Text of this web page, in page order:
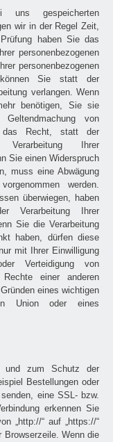
gespeicherten
wir in der Regel Zeit,
haben Sie das
personenbezogenen
personenbezogenen
können Sie statt der
verlangen. Wenn
benötigen, Sie sie
von
das Recht, statt der
Ihrer
Sie einen Widerspruch
muss eine Abwägung
werden.
überwiegen, haben
Verarbeitung Ihrer
Sie die Verarbeitung
haben, dürfen diese
mit Ihrer Einwilligung
Verteidigung von
einer anderen
eines wichtigen
Union oder eines
und zum Schutz der
Bestellungen oder
eine SSL- bzw.
erkennen Sie
„http://“ auf „https://“
Wenn die